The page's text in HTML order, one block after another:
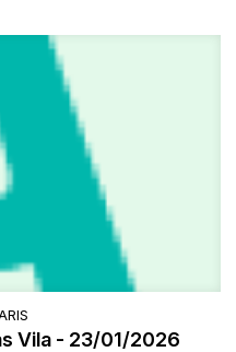
Vila - 23/01/2026